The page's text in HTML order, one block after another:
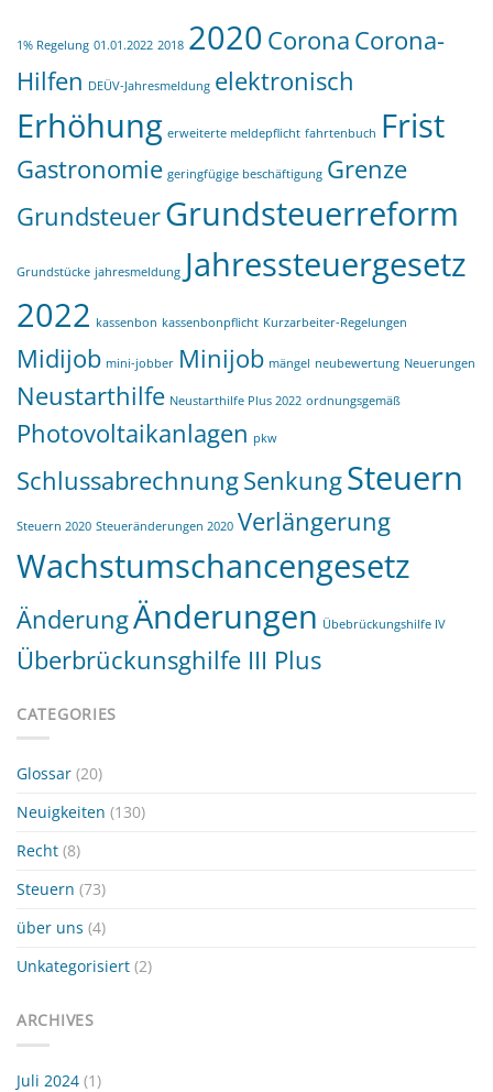
1% Regelung 01.01.2022 2018 2020 Corona Corona-
Hilfen DEÜV-Jahresmeldung elektronisch
Erhöhung erweiterte meldepflicht fahrtenbuch Frist
Gastronomie geringfügige beschäftigung Grenze
GrundsteuerGrundsteuerreform
Grundstücke jahresmeldung Jahressteuergesetz
2022 kassenbon kassenbonpflicht Kurzarbeiter-Regelungen
Midijob mini-jobber Minijob mängel neubewertung Neuerungen
Neustarthilfe Neustarthilfe Plus 2022 ordnungsgemäß
Photovoltaikanlagen pkw
SchlussabrechnungSenkungSteuern
Steuern 2020 Steueränderungen 2020 Verlängerung
Wachstumschancengesetz
ÄnderungÄnderungen Übebrückungshilfe IV
Überbrückunsghilfe III Plus
CATEGORIES
Glossar (20)
Neuigkeiten (130)
Recht (8)
Steuern (73)
über uns (4)
Unkategorisiert (2)
ARCHIVES
Juli 2024 (1)